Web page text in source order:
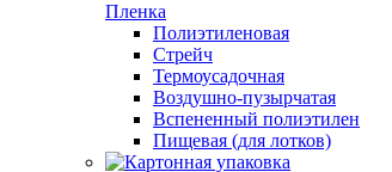
Пленка
Полиэтиленовая
Стрейч
Термоусадочная
Воздушно-пузырчатая
Вспененный полиэтилен
Пищевая (для лотков)